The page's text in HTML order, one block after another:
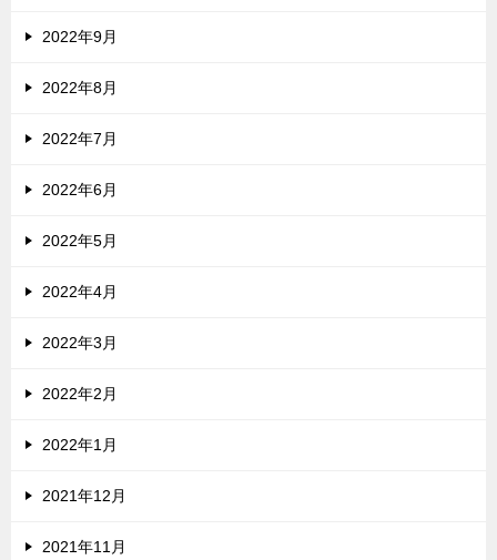
2022年9月
2022年8月
2022年7月
2022年6月
2022年5月
2022年4月
2022年3月
2022年2月
2022年1月
2021年12月
2021年11月